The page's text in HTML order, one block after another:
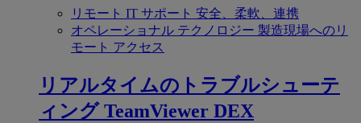
リモート IT サポート 安全、柔軟、連携
オペレーショナル テクノロジー 製造現場へのリ
モート アクセス
リアルタイムのトラブルシューテ
ィング TeamViewer DEX